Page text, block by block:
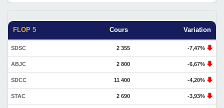
FLOP 5 Cours Variation
SDSC 2 355 -7,47%
ABJC 2 800 -6,67%
SDCC 11 400 -4,20%
STAC 2 690 -3,93%